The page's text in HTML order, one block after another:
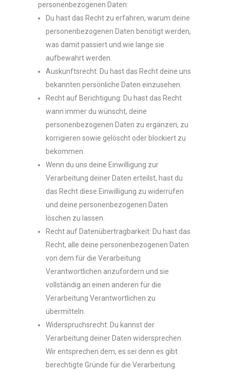
personenbezogenen Daten:
Du hast das Recht zu erfahren, warum deine
personenbezogenen Daten benötigt werden,
was damit passiert und wie lange sie
aufbewahrt werden.
Auskunftsrecht: Du hast das Recht deine uns
bekannten persönliche Daten einzusehen.
Recht auf Berichtigung: Du hast das Recht
wann immer du wünscht, deine
personenbezogenen Daten zu ergänzen, zu
korrigieren sowie gelöscht oder blockiert zu
bekommen.
Wenn du uns deine Einwilligung zur
Verarbeitung deiner Daten erteilst, hast du
das Recht diese Einwilligung zu widerrufen
und deine personenbezogenen Daten
löschen zu lassen.
Recht auf Datenübertragbarkeit: Du hast das
Recht, alle deine personenbezogenen Daten
von dem für die Verarbeitung
Verantwortlichen anzufordern und sie
vollständig an einen anderen für die
Verarbeitung Verantwortlichen zu
übermitteln.
Widerspruchsrecht: Du kannst der
Verarbeitung deiner Daten widersprechen.
Wir entsprechen dem, es sei denn es gibt
berechtigte Gründe für die Verarbeitung.